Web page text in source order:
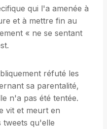
qui l'a amenée à
et à mettre fin au
« ne se sentant
réfuté les
sa parentalité,
n'a pas été tentée.
vit et meurt en
tweets qu'elle